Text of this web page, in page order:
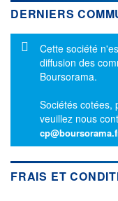
DERNIERS
Message
Cette société
diffusion des
Boursorama.
Sociétés cotées,
veuillez nous
FRAIS ET